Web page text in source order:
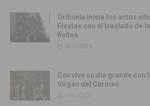
Orihuela inicia los actos
Fiestas con el traslado de
Rufina
18/07/2026
Cox vive su día grande con
Virgen del Carmen
17/07/2026